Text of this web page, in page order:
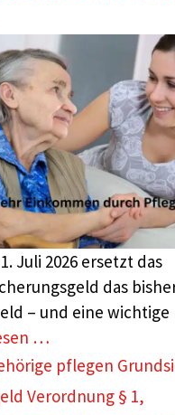
Juli 2026 ersetzt das
das
– und eine
…
pflegen
Verordnung § 1,